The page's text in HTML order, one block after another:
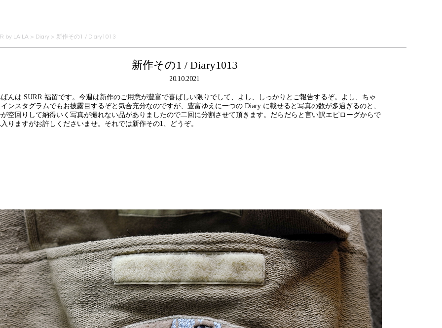
by LAILA > Diary > 新作その1 / Diary1013
新作その1 / Diary1013
20.10.2021
んは SURR 福留です。今週は新作のご用意が豊富で喜ばしい限りでして、よし、しっかりとご報告するぞ。よし、ちゃ
ンスタグラムでもお披露目するぞと気合充分なのですが、豊富ゆえに一つの Diary に載せると写真の数が多過ぎるのと、
空回りして納得いく写真が撮れない品がありましたので二回に分割させて頂きます。だらだらと言い訳エピローグからで
りますがお許しくださいませ。それでは新作その1、どうぞ。